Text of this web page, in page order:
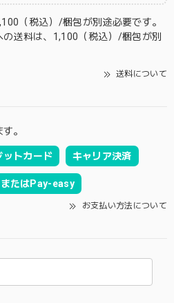
（税込）/梱包が別途必要です。
の送料は、1,100（税込）/梱包が別
送料について
。
ットカード キャリア決済
たはPay-easy
お支払い方法について